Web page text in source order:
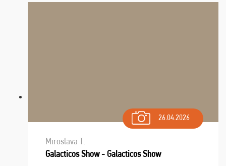
26.04.2026
Miroslava T.
Galacticos Show - Galacticos Show